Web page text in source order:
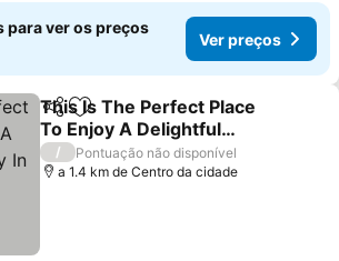
para ver os preços
Ver preços
PartilharAdicionar aos favoritos
This Is The Perfect Place
To Enjoy A Delightful
Holiday In Austria
/
Pontuação não disponível
a 1.4 km de Centro da cidade